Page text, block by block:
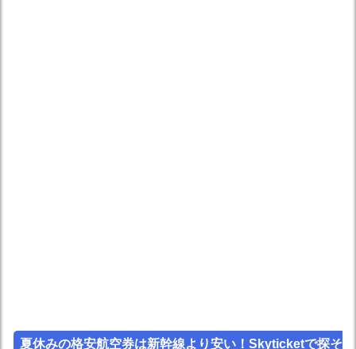
夏休みの格安航空券は新幹線より安い！Skyticketで探そ